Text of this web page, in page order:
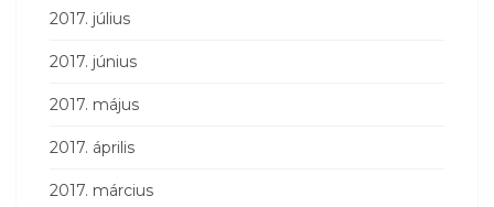
2017. július
2017. június
2017. május
2017. április
2017. március